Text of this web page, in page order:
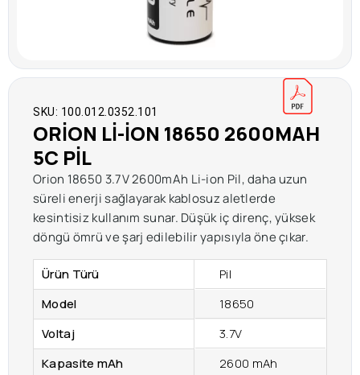
SKU: 100.012.0352.101
ORION LI-ION 18650 2600MAH
5C PIL
Orion 18650 3.7V 2600mAh Li-ion Pil, daha uzun
süreli enerji sağlayarak kablosuz aletlerde
kesintisiz kullanım sunar. Düşük iç direnç, yüksek
döngü ömrü ve şarj edilebilir yapısıyla öne çıkar.
Ürün Türü
Pil
Model
18650
Voltaj
3.7V
Kapasite mAh
2600 mAh